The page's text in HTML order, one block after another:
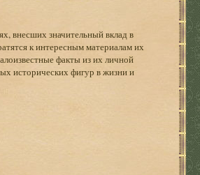
внесших значительный вклад в
к интересным материалам их
факты из их личной
исторических фигур в жизни и